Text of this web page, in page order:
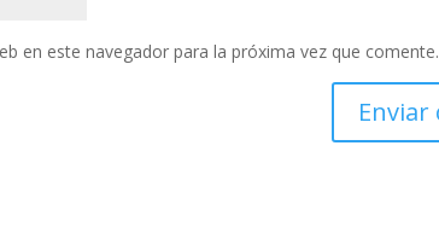
en este navegador para la próxima vez que comente.